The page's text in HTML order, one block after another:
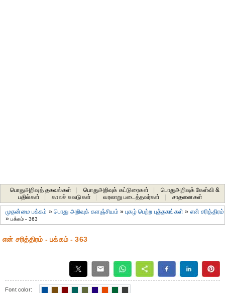
பொதுஅறிவுத் தகவல்கள் பொதுஅறிவுக் கட்டுரைகள்
பொதுஅறிவுக் கேள்வி &
பதில்கள்
காலச் சுவடுகள் வரலாறு படைத்தவர்கள் சாதனைகள்‎
முதன்மை பக்கம் »பொது அறிவுக் களஞ்சியம் »புகழ் பெற்ற புத்தகங்கள் » என் சரித்திரம்
»பக்கம் - 363
என் சரித்திரம் - பக்கம் - 363
Font color: